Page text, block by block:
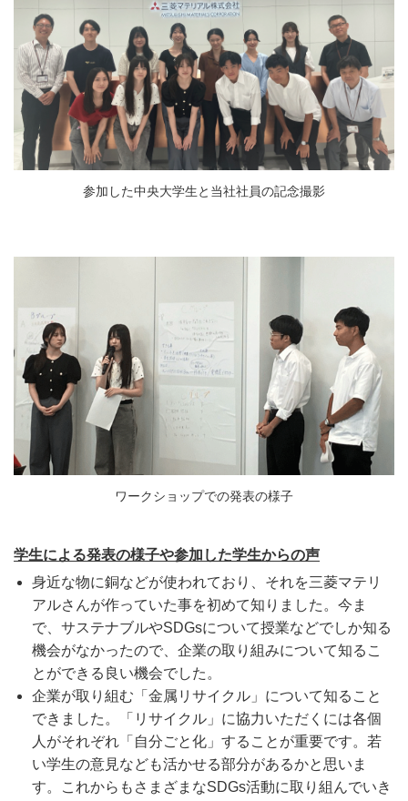
参加した中央大学生と当社社員の記念撮影
ワークショップでの発表の様子
学生による発表の様子や参加した学生からの声
身近な物に銅などが使われており、それを三菱マテリ
アルさんが作っていた事を初めて知りました。今ま
で、サステナブルやSDGsについて授業などでしか知る
機会がなかったので、企業の取り組みについて知るこ
とができる良い機会でした。
企業が取り組む「金属リサイクル」について知ること
できました。「リサイクル」に協力いただくには各個
人がそれぞれ「自分ごと化」することが重要です。若
い学生の意見なども活かせる部分があるかと思いま
す。これからもさまざまなSDGs活動に取り組んでいき